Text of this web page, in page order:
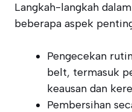
Langkah-langkah
beberapa aspek
Pengecekan
belt, termasuk
keausan dan
Pembersihan